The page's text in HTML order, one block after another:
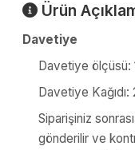
Ürün
Davetiye
Davetiye ölçüsü:
Davetiye
Siparişiniz
gönderilir ve